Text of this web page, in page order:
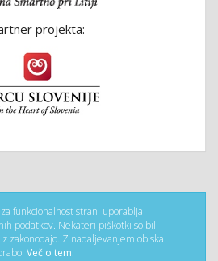
projekta:
funkcionalnost strani uporablja
podatkov. Nekateri piškotki so bili
zakonodajo. Z nadaljevanjem obiska
Več o tem.